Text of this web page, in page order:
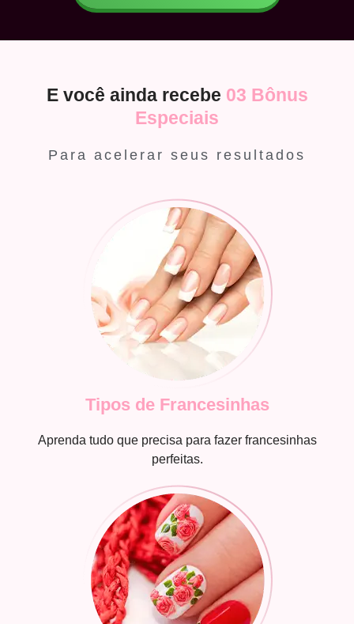
E você ainda recebe 03 Bônus
Especiais
Para acelerar seus resultados
Tipos de Francesinhas
Aprenda tudo que precisa para fazer francesinhas
perfeitas.